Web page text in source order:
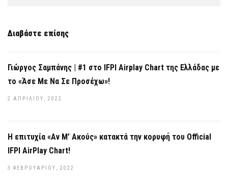
Διαβάστε επίσης
Γιώργος Σαμπάνης | #1 στο IFPI Airplay Chart της Ελλάδας με
το «Άσε Με Να Σε Προσέχω»!
2 ΑΠΡΙΛΊΟΥ, 2022
Η επιτυχία «Αν Μ’ Ακούς» κατακτά την κορυφή του Official
IFPI AirPlay Chart!
3 ΦΕΒΡΟΥΑΡΊΟΥ, 2022